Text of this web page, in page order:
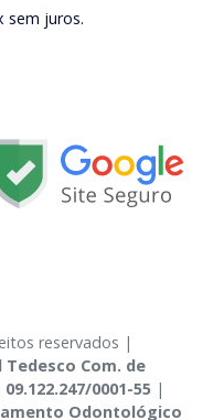
sem juros.
reservados |
Tedesco Com. de
09.122.247/0001-55 |
Odontológico